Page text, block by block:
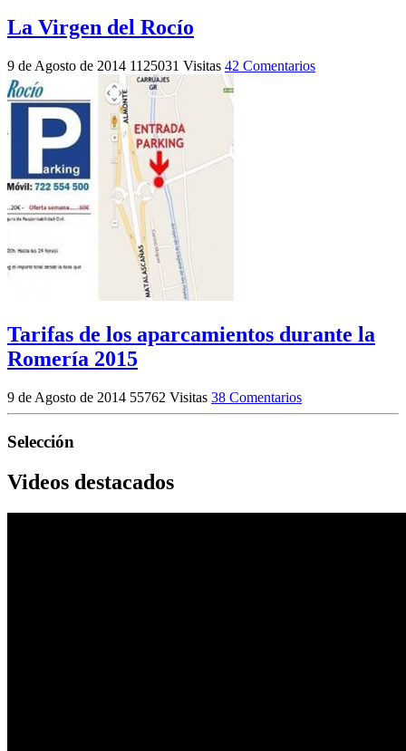
La Virgen del Rocío
9 de Agosto de 2014 1125031 Visitas 42 Comentarios
Tarifas de los aparcamientos durante la
Romería 2015
9 de Agosto de 2014 55762 Visitas 38 Comentarios
Selección
Videos destacados